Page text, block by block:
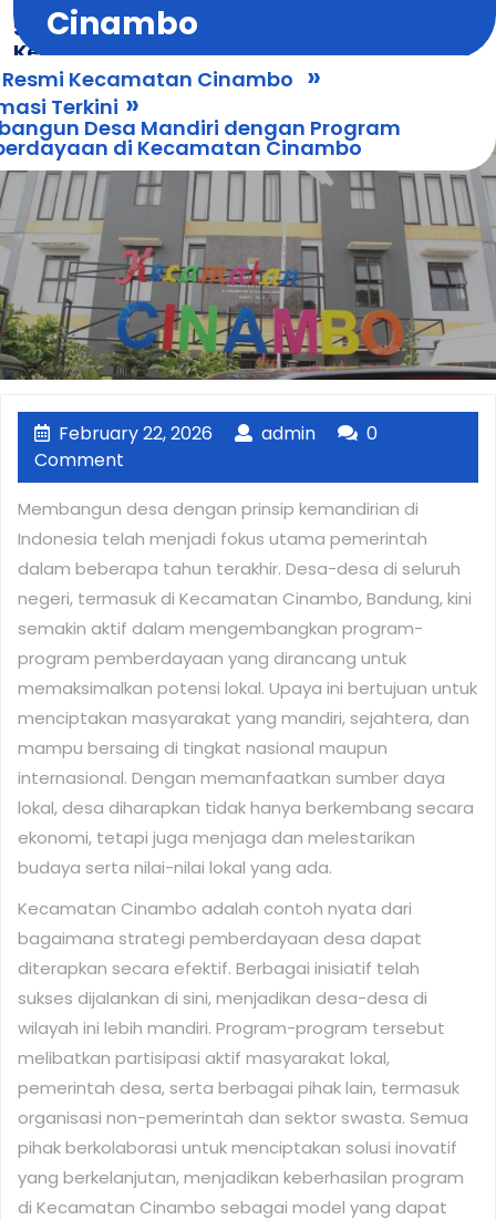
Skip
to
content
Situs Resmi
Kecamatan
Cinambo
Menu
Cinambo
Kecamatan Cinambo »
Terkini »
Desa Mandiri dengan Program
di Kecamatan Cinambo
February 22, 2026 February
2026
adminadmin0
Comment
Membangun desa dengan prinsip kemandirian di
Indonesia telah menjadi fokus utama pemerintah
dalam beberapa tahun terakhir. Desa-desa di seluruh
negeri, termasuk di Kecamatan Cinambo, Bandung, kini
semakin aktif dalam mengembangkan program-
program pemberdayaan yang dirancang untuk
memaksimalkan potensi lokal. Upaya ini bertujuan untuk
menciptakan masyarakat yang mandiri, sejahtera, dan
mampu bersaing di tingkat nasional maupun
internasional. Dengan memanfaatkan sumber daya
lokal, desa diharapkan tidak hanya berkembang secara
ekonomi, tetapi juga menjaga dan melestarikan
budaya serta nilai-nilai lokal yang ada.
Kecamatan Cinambo adalah contoh nyata dari
bagaimana strategi pemberdayaan desa dapat
diterapkan secara efektif. Berbagai inisiatif telah
sukses dijalankan di sini, menjadikan desa-desa di
wilayah ini lebih mandiri. Program-program tersebut
melibatkan partisipasi aktif masyarakat lokal,
pemerintah desa, serta berbagai pihak lain, termasuk
organisasi non-pemerintah dan sektor swasta. Semua
pihak berkolaborasi untuk menciptakan solusi inovatif
yang berkelanjutan, menjadikan keberhasilan program
di Kecamatan Cinambo sebagai model yang dapat